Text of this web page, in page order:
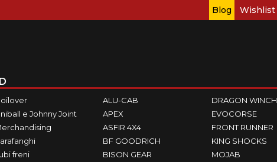
Blog Wishlist
e Johnny Joint
freni
ALU-CAB
APEX
ASFIR 4X4
BF GOODRICH
BISON GEAR
DRAGON WINCH
EVOCORSE
FRONT RUNNER
KING SHOCKS
MOJAB